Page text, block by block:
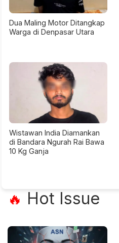
Dua Maling Motor Ditangkap
Warga di Denpasar Utara
Wistawan India Diamankan
di Bandara Ngurah Rai Bawa
10 Kg Ganja
🔥 Hot Issue